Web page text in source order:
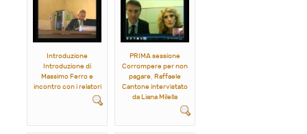
Introduzione
Introduzione di
Massimo Ferro e
incontro con i relatori
PRIMA sessione
Corrompere per non
pagare, Raffaele
Cantone intervistato
da Liana Milella